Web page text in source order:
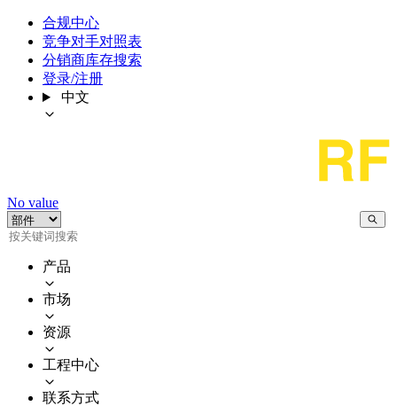
合规中心
竞争对手对照表
分销商库存搜索
登录/注册
中文
No value
产品
市场
资源
工程中心
联系方式